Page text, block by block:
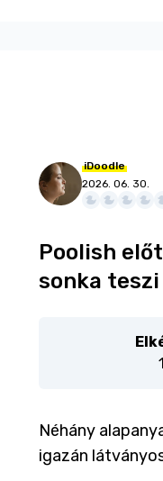
iDoodle
2026. 06. 30.
Poolish
sonka
Néhány
igazán